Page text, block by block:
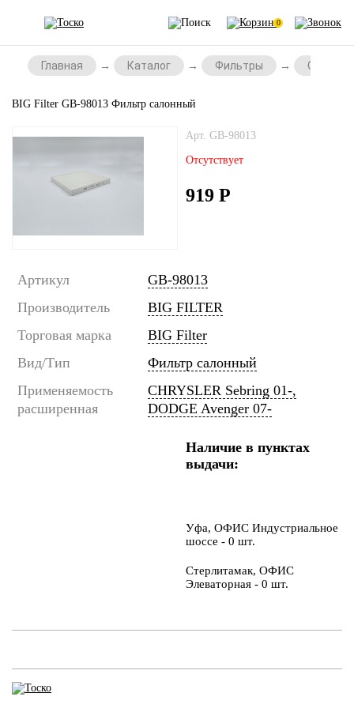
0
Главная Каталог Фильтры
BIG Filter GB-98013 Фильтр салонный
Арт. GB-98013
Отсутствует
919 Р
Артикул
GB-98013
Производитель
BIG FILTER
Торговая марка
BIG Filter
Вид/Тип
Фильтр салонный
Применяемость
расширенная
CHRYSLER Sebring 01-,
DODGE Avenger 07-
Наличие в пунктах
выдачи:
Уфа, ОФИС Индустриальное
шоссе - 0 шт.
Стерлитамак, ОФИС
Элеваторная - 0 шт.